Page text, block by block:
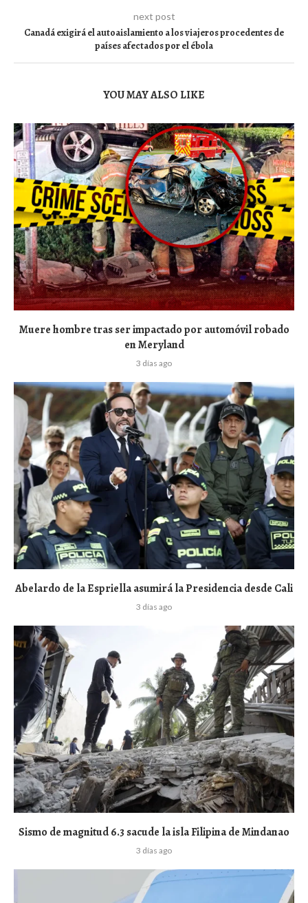
next post
Canadá exigirá el autoaislamiento a los viajeros procedentes de
países afectados por el ébola
YOU MAY ALSO LIKE
Muere hombre tras ser impactado por automóvil robado
en Meryland
3 días ago
Abelardo de la Espriella asumirá la Presidencia desde Cali
3 días ago
Sismo de magnitud 6.3 sacude la isla Filipina de Mindanao
3 días ago